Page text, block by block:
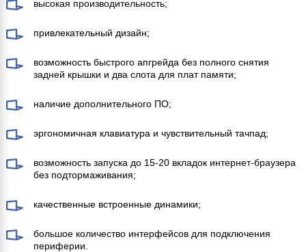
высокая производительность;
привлекательный дизайн;
возможность быстрого апгрейда без полного снятия
задней крышки и два слота для плат памяти;
наличие дополнительного ПО;
эргономичная клавиатура и чувствительный тачпад;
возможность запуска до 15-20 вкладок интернет-браузера
без подтормаживания;
качественные встроенные динамики;
большое количество интерфейсов для подключения
периферии.